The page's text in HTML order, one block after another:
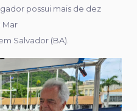
possui mais de dez
Mar
Salvador (BA).